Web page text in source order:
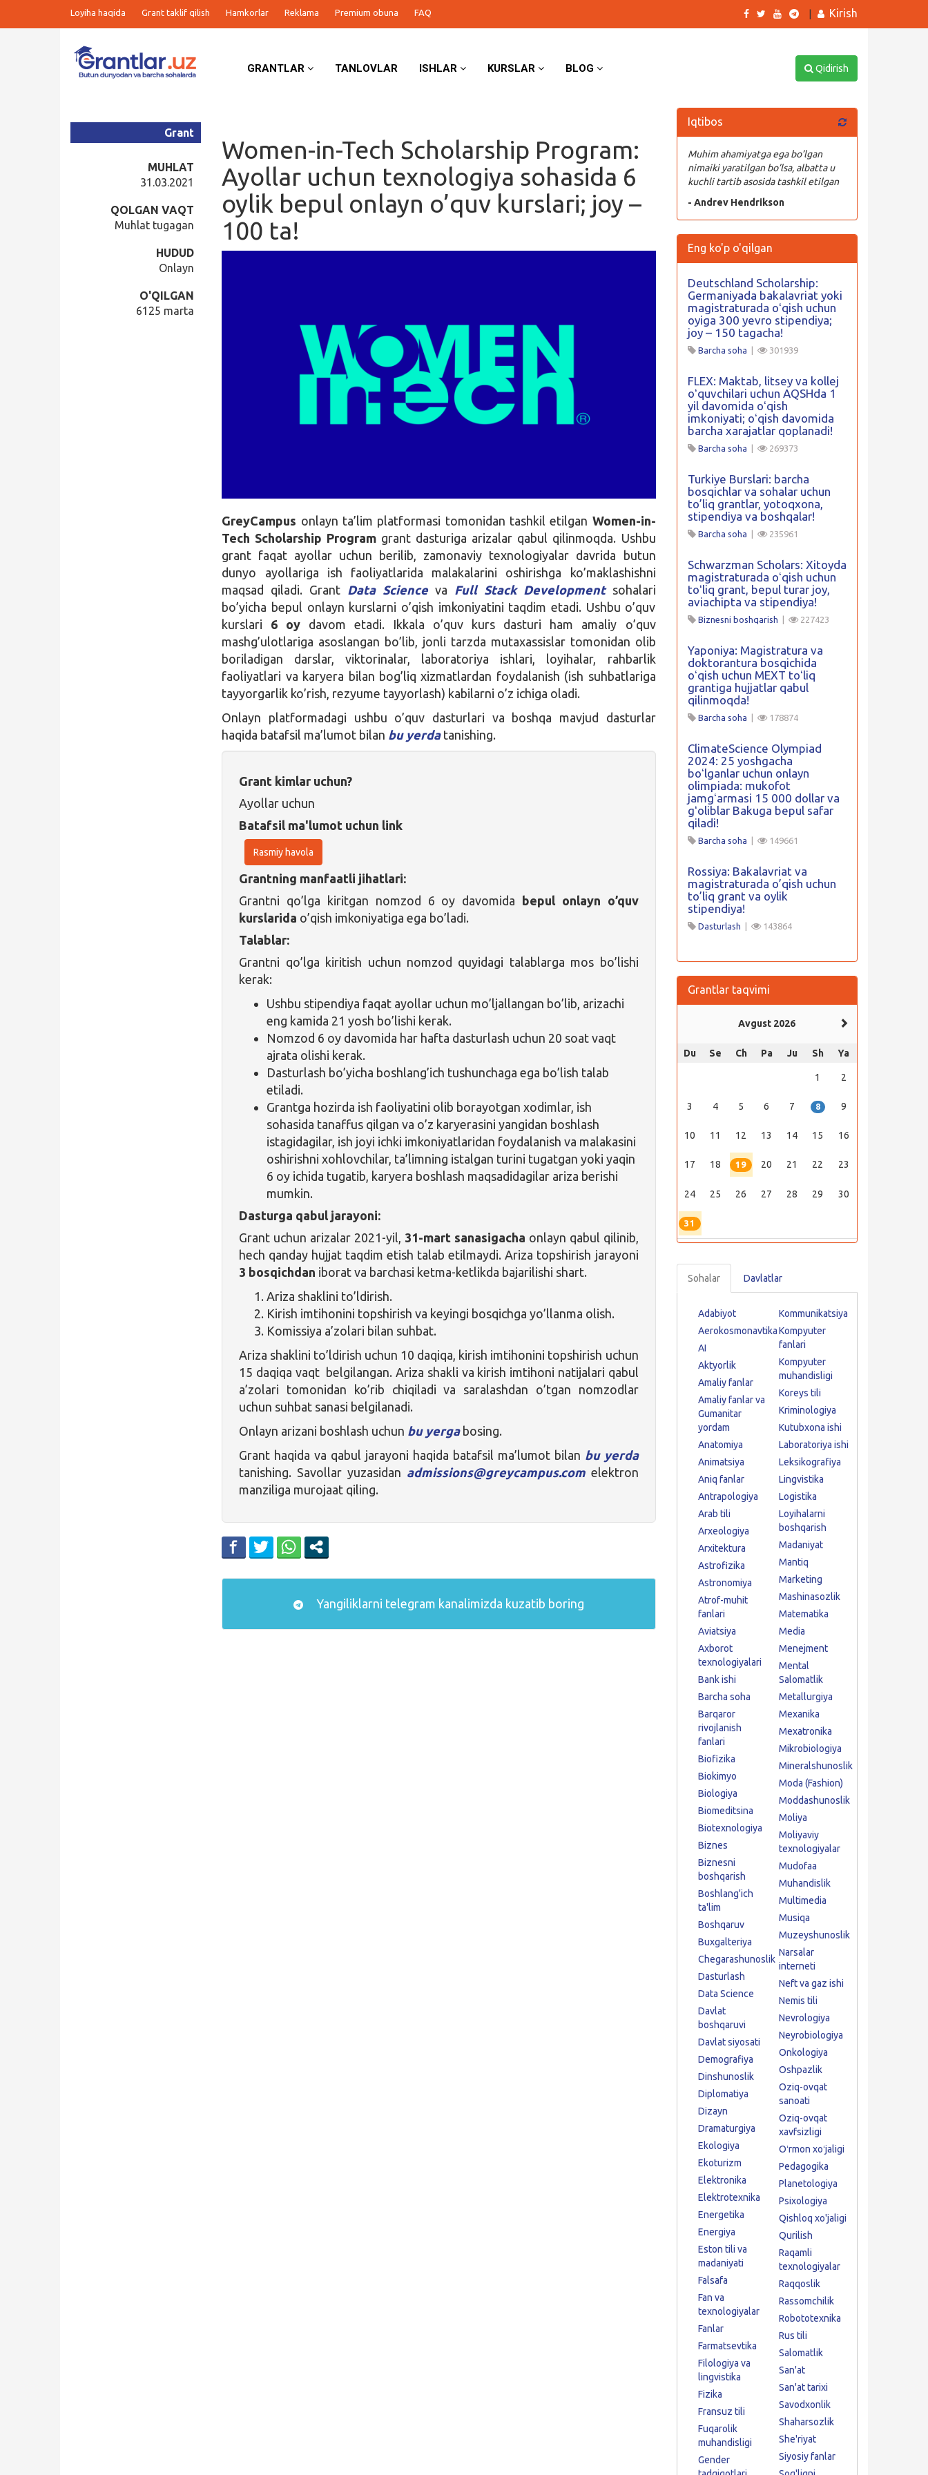
Loyiha haqida Grant taklif qilish Hamkorlar Reklama Premium obuna FAQ Kirish
GRANTLAR TANLOVLAR ISHLAR KURSLAR BLOG Qidirish
Women-in-Tech Scholarship Program:
Ayollar uchun texnologiya sohasida 6
oylik bepul onlayn o’quv kurslari; joy –
100 ta!
Grant
MUHLAT
31.03.2021
QOLGAN VAQT
Muhlat tugagan
HUDUD
Onlayn
O'QILGAN
6125 marta
GreyCampus onlayn ta’lim platformasi tomonidan tashkil etilgan Women-in-
Tech Scholarship Program grant dasturiga arizalar qabul qilinmoqda. Ushbu
grant faqat ayollar uchun berilib, zamonaviy texnologiyalar davrida butun
dunyo ayollariga ish faoliyatlarida malakalarini oshirishga ko’maklashishni
maqsad qiladi. Grant Data Science va Full Stack Developmentsohalari
bo’yicha bepul onlayn kurslarni o’qish imkoniyatini taqdim etadi. Ushbu o’quv
kurslari 6 oy davom etadi. Ikkala o’quv kurs dasturi ham amaliy o’quv
mashg’ulotlariga asoslangan bo’lib, jonli tarzda mutaxassislar tomonidan olib
boriladigan darslar, viktorinalar, laboratoriya ishlari, loyihalar, rahbarlik
faoliyatlari va karyera bilan bog’liq xizmatlardan foydalanish (ish suhbatlariga
tayyorgarlik ko’rish, rezyume tayyorlash) kabilarni o’z ichiga oladi.
Onlayn platformadagi ushbu o’quv dasturlari va boshqa mavjud dasturlar
haqida batafsil ma’lumot bilan bu yerda tanishing.
Grant kimlar uchun?
Ayollar uchun
Batafsil ma'lumot uchun link
Rasmiy havola
Grantning manfaatli jihatlari:
Grantni qo’lga kiritgan nomzod 6 oy davomida bepul onlayn o’quv
kurslarida o’qish imkoniyatiga ega bo’ladi.
Talablar:
Grantni qo’lga kiritish uchun nomzod quyidagi talablarga mos bo’lishi
kerak:
Ushbu stipendiya faqat ayollar uchun mo’ljallangan bo’lib, arizachi
eng kamida 21 yosh bo’lishi kerak.
Nomzod 6 oy davomida har hafta dasturlash uchun 20 soat vaqt
ajrata olishi kerak.
Dasturlash bo’yicha boshlang’ich tushunchaga ega bo’lish talab
etiladi.
Grantga hozirda ish faoliyatini olib borayotgan xodimlar, ish
sohasida tanaffus qilgan va o’z karyerasini yangidan boshlash
istagidagilar, ish joyi ichki imkoniyatlaridan foydalanish va malakasini
oshirishni xohlovchilar, ta’limning istalgan turini tugatgan yoki yaqin
6 oy ichida tugatib, karyera boshlash maqsadidagilar ariza berishi
mumkin.
Dasturga qabul jarayoni:
Grant uchun arizalar 2021-yil, 31-mart sanasigacha onlayn qabul qilinib,
hech qanday hujjat taqdim etish talab etilmaydi. Ariza topshirish jarayoni
3 bosqichdan iborat va barchasi ketma-ketlikda bajarilishi shart.
Ariza shaklini to’ldirish.
Kirish imtihonini topshirish va keyingi bosqichga yo’llanma olish.
Komissiya a’zolari bilan suhbat.
Ariza shaklini to’ldirish uchun 10 daqiqa, kirish imtihonini topshirish uchun
15 daqiqa vaqt belgilangan. Ariza shakli va kirish imtihoni natijalari qabul
a’zolari tomonidan ko’rib chiqiladi va saralashdan o’tgan nomzodlar
uchun suhbat sanasi belgilanadi.
Onlayn arizani boshlash uchun bu yergabosing.
Grant haqida va qabul jarayoni haqida batafsil ma’lumot bilan bu yerda
tanishing. Savollar yuzasidan admissions@greycampus.comelektron
manziliga murojaat qiling.
Yangiliklarni telegram kanalimizda kuzatib boring
Iqtibos
Muhim ahamiyatga ega bo’lgan
nimaiki yaratilgan bo’lsa, albatta u
kuchli tartib asosida tashkil etilgan
- Andrev Hendrikson
Eng ko'p o'qilgan
Deutschland Scholarship:
Germaniyada bakalavriat yoki
magistraturada oʻqish uchun
oyiga 300 yevro stipendiya;
joy – 150 tagacha!
Barcha soha 301939
FLEX: Maktab, litsey va kollej
oʻquvchilari uchun AQSHda 1
yil davomida oʻqish
imkoniyati; oʻqish davomida
barcha xarajatlar qoplanadi!
Barcha soha 269373
Turkiye Burslari: barcha
bosqichlar va sohalar uchun
to’liq grantlar, yotoqxona,
stipendiya va boshqalar!
Barcha soha 235961
Schwarzman Scholars: Xitoyda
magistraturada oʻqish uchun
toʻliq grant, bepul turar joy,
aviachipta va stipendiya!
Biznesni boshqarish 227423
Yaponiya: Magistratura va
doktorantura bosqichida
oʻqish uchun MEXT toʻliq
grantiga hujjatlar qabul
qilinmoqda!
Barcha soha 178874
ClimateScience Olympiad
2024: 25 yoshgacha
boʻlganlar uchun onlayn
olimpiada: mukofot
jamgʻarmasi 15 000 dollar va
gʻoliblar Bakuga bepul safar
qiladi!
Barcha soha 149661
Rossiya: Bakalavriat va
magistraturada o’qish uchun
to’liq grant va oylik
stipendiya!
Dasturlash 143864
Grantlar taqvimi
Avgust 2026
Du Se Ch Pa Ju Sh Ya
1 2
3 4 5 6 7 8 9
10 11 12 13 14 15 16
17 18 19 20 21 22 23
24 25 26 27 28 29 30
31
Sohalar Davlatlar
Adabiyot
Aerokosmonavtika
AI
Aktyorlik
Amaliy fanlar
Amaliy fanlar va
Gumanitar
yordam
Anatomiya
Animatsiya
Aniq fanlar
Antrapologiya
Arab tili
Arxeologiya
Arxitektura
Astrofizika
Astronomiya
Atrof-muhit
fanlari
Aviatsiya
Axborot
texnologiyalari
Bank ishi
Barcha soha
Barqaror
rivojlanish
fanlari
Biofizika
Biokimyo
Biologiya
Biomeditsina
Biotexnologiya
Biznes
Biznesni
boshqarish
Boshlang'ich
ta'lim
Boshqaruv
Buxgalteriya
Chegarashunoslik
Dasturlash
Data Science
Davlat
boshqaruvi
Davlat siyosati
Demografiya
Dinshunoslik
Diplomatiya
Dizayn
Dramaturgiya
Ekologiya
Ekoturizm
Elektronika
Elektrotexnika
Energetika
Energiya
Eston tili va
madaniyati
Falsafa
Fan va
texnologiyalar
Fanlar
Farmatsevtika
Filologiya va
lingvistika
Fizika
Fransuz tili
Fuqarolik
muhandisligi
Gender
Kommunikatsiya
Kompyuter
fanlari
Kompyuter
muhandisligi
Koreys tili
Kriminologiya
Kutubxona ishi
Laboratoriya ishi
Leksikografiya
Lingvistika
Logistika
Loyihalarni
boshqarish
Madaniyat
Mantiq
Marketing
Mashinasozlik
Matematika
Media
Menejment
Mental
Salomatlik
Metallurgiya
Mexanika
Mexatronika
Mikrobiologiya
Mineralshunoslik
Moda (Fashion)
Moddashunoslik
Moliya
Moliyaviy
texnologiyalar
Mudofaa
Muhandislik
Multimedia
Musiqa
Muzeyshunoslik
Narsalar
interneti
Neft va gaz ishi
Nemis tili
Nevrologiya
Neyrobiologiya
Onkologiya
Oshpazlik
Oziq-ovqat
sanoati
Oziq-ovqat
xavfsizligi
Oʻrmon xoʻjaligi
Pedagogika
Planetologiya
Psixologiya
Qishloq xo'jaligi
Qurilish
Raqamli
texnologiyalar
Raqqoslik
Rassomchilik
Robototexnika
Rus tili
Salomatlik
San'at
San'at tarixi
Savodxonlik
Shaharsozlik
She'riyat
Siyosiy fanlar